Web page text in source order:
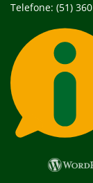
Telefone: (51)